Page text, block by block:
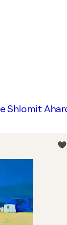
Shlomit